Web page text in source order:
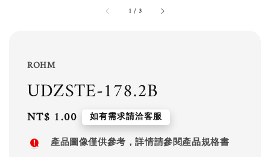
1 / 3
ROHM
UDZSTE-178.2B
Regular
price
NT$ 1.00 如有需求請洽客服
產品圖像僅供參考，詳情請參閱產品規格書